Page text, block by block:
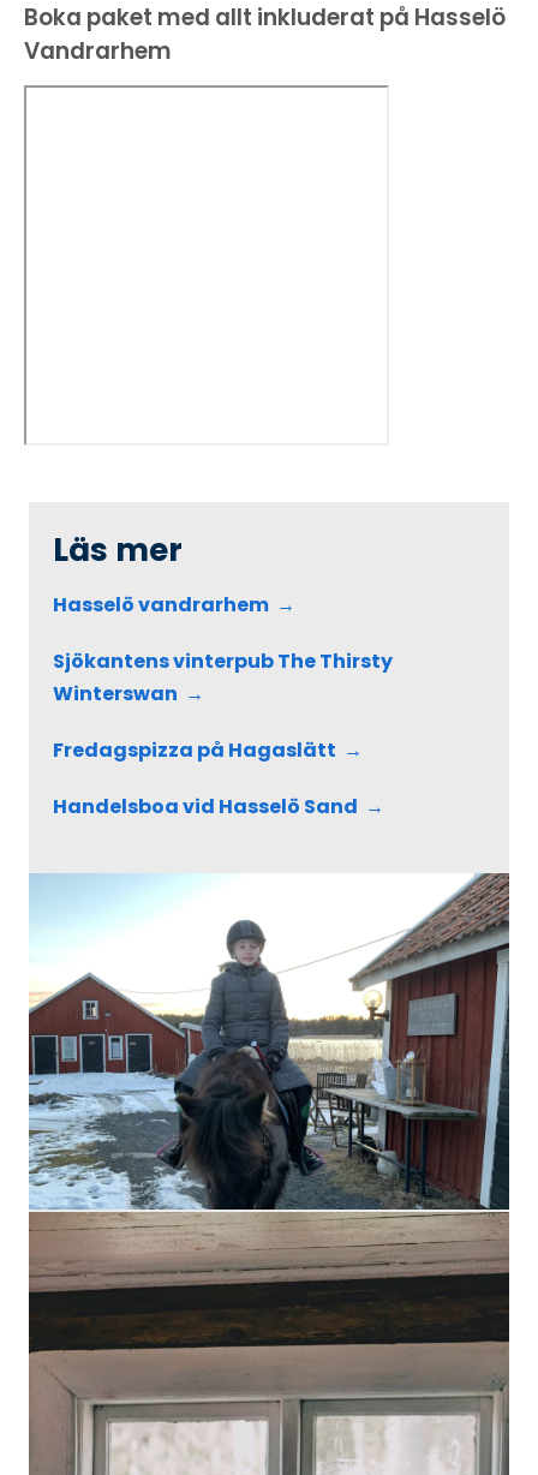
Boka paket med allt inkluderat på Hasselö
Vandrarhem
Läs mer
Hasselö vandrarhem
Sjökantens vinterpub The Thirsty
Winterswan
Fredagspizza på Hagaslätt
Handelsboa vid Hasselö Sand